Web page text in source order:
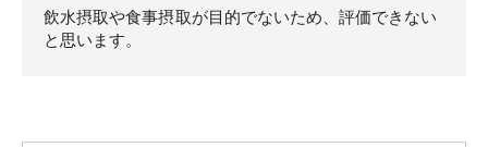
飲水摂取や食事摂取が目的でないため、評価できない
と思います。